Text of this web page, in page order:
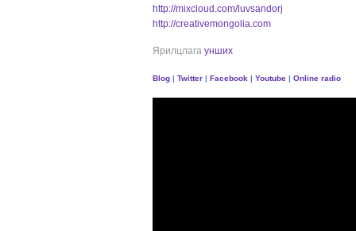
http://mixcloud.com/luvsandorj
http://creativemongolia.com
Ярилцлага унших
Blog | Twitter | Facebook | Youtube | Online radio